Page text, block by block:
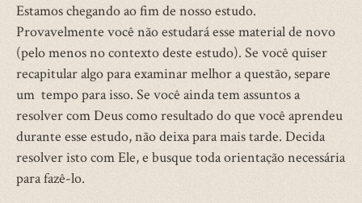
Estamos chegando ao fim de nosso estudo.
Provavelmente você não estudará esse material de novo
(pelo menos no contexto deste estudo). Se você quiser
recapitular algo para examinar melhor a questão, separe
um tempo para isso. Se você ainda tem assuntos a
resolver com Deus como resultado do que você aprendeu
durante esse estudo, não deixa para mais tarde. Decida
resolver isto com Ele, e busque toda orientação necessária
para fazê-lo.